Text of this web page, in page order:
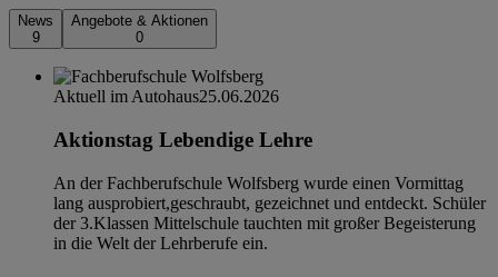
News
9
Angebote & Aktionen
0
Aktuell im Autohaus25.06.2026
Aktionstag Lebendige Lehre
An der Fachberufschule Wolfsberg wurde einen Vormittag
lang ausprobiert,geschraubt, gezeichnet und entdeckt. Schüler
der 3.Klassen Mittelschule tauchten mit großer Begeisterung
in die Welt der Lehrberufe ein.